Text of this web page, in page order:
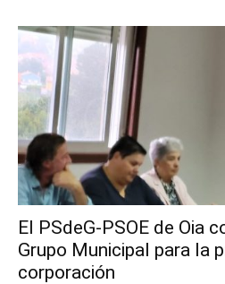
El PSdeG-PSOE de Oia
Grupo Municipal para la
corporación